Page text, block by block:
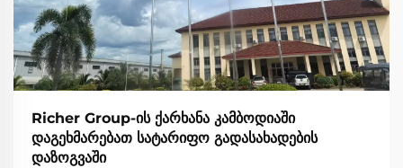
Richer Group-ის ქარხანა კამბოდიაში
დაგეხმარებათ სატარიფო გადასახადების
დაზოგვაში